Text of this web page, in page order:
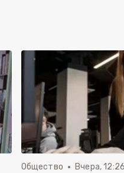
Общество Вчера, 12:26